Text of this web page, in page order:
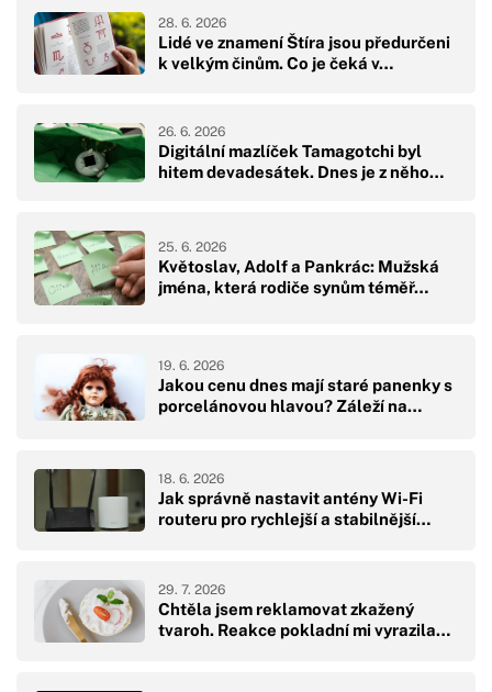
Lidé ve znamení Štíra jsou předurčeni
k velkým činům. Co je čeká v…
28. 6. 2026
Digitální mazlíček Tamagotchi byl
hitem devadesátek. Dnes je z něho…
26. 6. 2026
Květoslav, Adolf a Pankrác: Mužská
jména, která rodiče synům téměř…
25. 6. 2026
Jakou cenu dnes mají staré panenky s
porcelánovou hlavou? Záleží na…
19. 6. 2026
Jak správně nastavit antény Wi-Fi
routeru pro rychlejší a stabilnější…
18. 6. 2026
Chtěla jsem reklamovat zkažený
tvaroh. Reakce pokladní mi vyrazila…
29. 7. 2026